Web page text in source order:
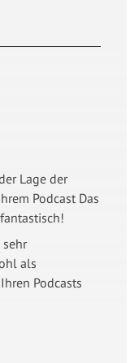
Lage der
Podcast Das
als
Podcasts